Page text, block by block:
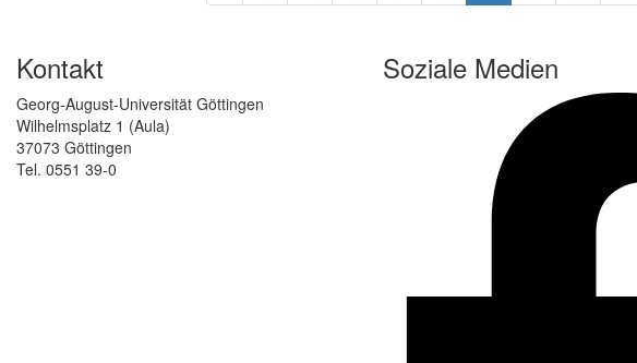
Kontakt
Georg-August-Universität Göttingen
Wilhelmsplatz 1 (Aula)
37073 Göttingen
Tel. 0551 39-0
Soziale Medien